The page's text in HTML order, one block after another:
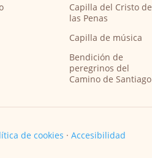
Capilla del Cristo de
las Penas
Capilla de música
Bendición de
peregrinos del
Camino de Santiago
de cookies ·Accesibilidad